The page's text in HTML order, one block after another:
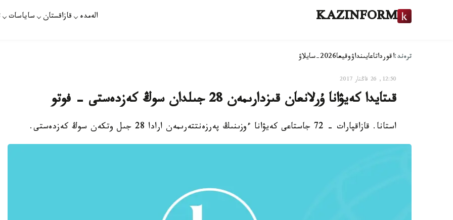
KAZINFORM الەمدە قازاقستان ساياسات
ترەند:اقورداتاعايىنداۋوقيعا2026-سايلاۋ
12:50, 26 قاڭتار 2017
قىتايدا كەيۋانا ۇرلانعان قىزدارىمەن 28 جىلدان سوڭ كەزدەستى - فوتو
استانا. قازاقپارات - 72 جاستاعى كەيۋانا ءوزىنىڭ پەرزەنتتەرىمەن ارادا 28 جىل وتكەن سوڭ كەزدەستى.